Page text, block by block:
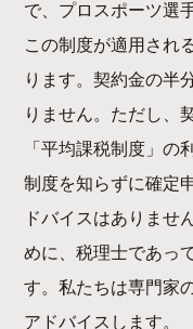
で、プロスポーツ選
この制度が適用され
ります。契約金の半
りません。ただし、
「平均課税制度」の
制度を知らずに確定
ドバイスはありませ
めに、税理士であっ
す。私たちは専門家
アドバイスします。